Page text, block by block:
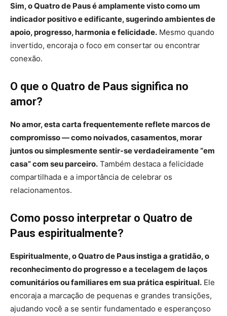
Sim, o Quatro de Paus é amplamente visto como um
indicador positivo e edificante, sugerindo ambientes de
apoio, progresso, harmonia e felicidade. Mesmo quando
invertido, encoraja o foco em consertar ou encontrar
conexão.
O que o Quatro de Paus significa no
amor?
No amor, esta carta frequentemente reflete marcos de
compromisso — como noivados, casamentos, morar
juntos ou simplesmente sentir-se verdadeiramente “em
casa” com seu parceiro. Também destaca a felicidade
compartilhada e a importância de celebrar os
relacionamentos.
Como posso interpretar o Quatro de
Paus espiritualmente?
Espiritualmente, o Quatro de Paus instiga a gratidão, o
reconhecimento do progresso e a tecelagem de laços
comunitários ou familiares em sua prática espiritual. Ele
encoraja a marcação de pequenas e grandes transições,
ajudando você a se sentir fundamentado e esperançoso